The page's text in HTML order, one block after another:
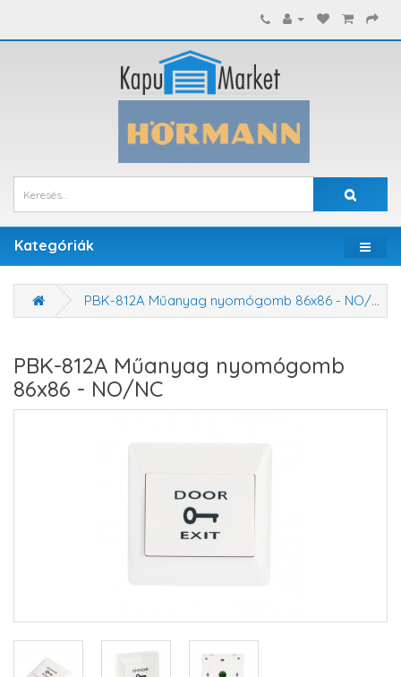
Kategóriák
PBK-812A Műanyag nyomógomb 86x86 - NO/NC
PBK-812A Műanyag nyomógomb
86x86 - NO/NC